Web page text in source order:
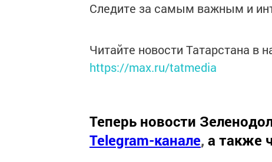
Следите за самым важным и
Читайте новости Татарстана в
https://max.ru/tatmedia
Теперь новости
Telegram-канале, а также